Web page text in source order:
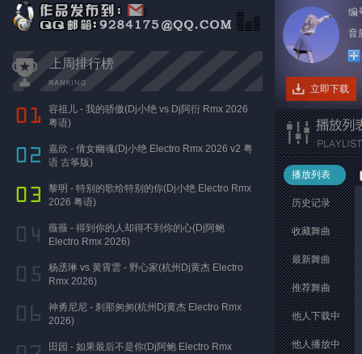
上周排行榜
容祖儿 - 我的骄傲(Dj小绝 vs Dj阿衍 Rmx 2026
粤语)
嘉欣 - 倩女幽魂(Dj小绝 Electro Rmx 2026 v2 粤
语 古筝版)
黎明 - 特别的歌给特别的你(Dj小绝 Electro Rmx
2026 粤语)
薇薇 - 得到你的人却得不到你的心(Dj阿鲍
Electro Rmx 2026)
杨丞琳 vs 黄霄雲 - 野心家(杭州Dj黄杰 Electro
Rmx 2026)
神勇尼尼 - 刹那匆匆(杭州Dj黄杰 Electro Rmx
2026)
田园 - 如果最后不是你(Dj阿鲍 Electro Rmx
编
音
立即下载
播放列表
历史记录
收藏舞曲
最新舞曲
推荐舞曲
他人下载中
他人播放中